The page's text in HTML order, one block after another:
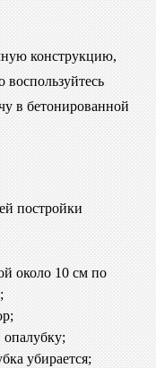
конструкцию,
воспользуйтесь
в бетонированной
постройки
около 10 см по
опалубку;
убирается;